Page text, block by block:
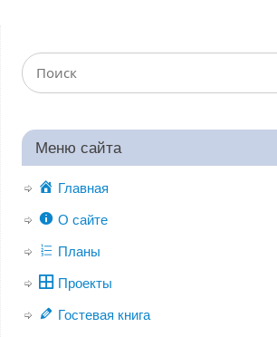
Меню сайта
Главная
О сайте
Планы
Проекты
Гостевая книга